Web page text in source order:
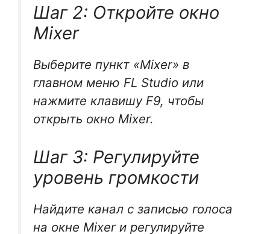
Шаг 2: Откройте окно
Mixer
Выберите пункт «Mixer» в
главном меню FL Studio или
нажмите клавишу F9, чтобы
открыть окно Mixer.
Шаг 3: Регулируйте
уровень громкости
Найдите канал с записью голоса
на окне Mixer и регулируйте